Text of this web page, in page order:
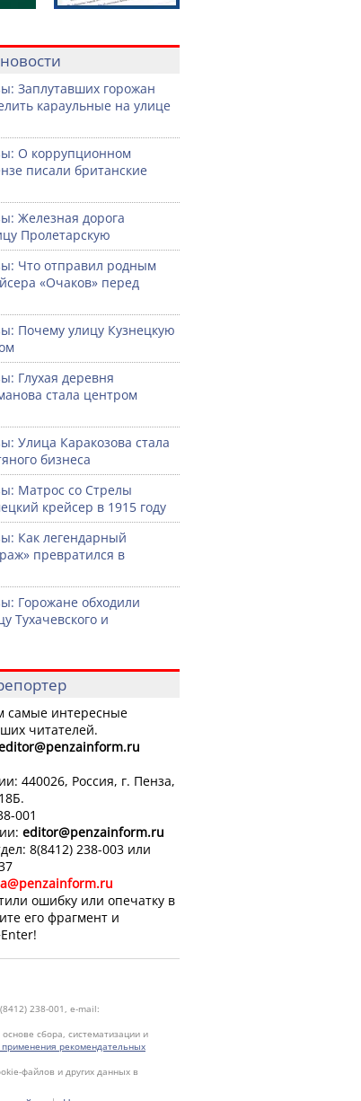
Заплутавших горожан
караульные на улице
О коррупционном
писали британские
Железная дорога
Пролетарскую
Что отправил родным
«Очаков» перед
Почему улицу Кузнецкую
Глухая деревня
стала центром
Улица Каракозова стала
бизнеса
Матрос со Стрелы
крейсер в 1915 году
Как легендарный
превратился в
Горожане обходили
Тухачевского и
самые интересные
читателей.
@penzainform.ru
440026, Россия, г. Пенза,
001
editor@penzainform.ru
8(8412) 238-003 или
ошибку или опечатку в
его фрагмент и
238-001, e-mail:
сбора, систематизации и
рекомендательных
файлов и других данных в